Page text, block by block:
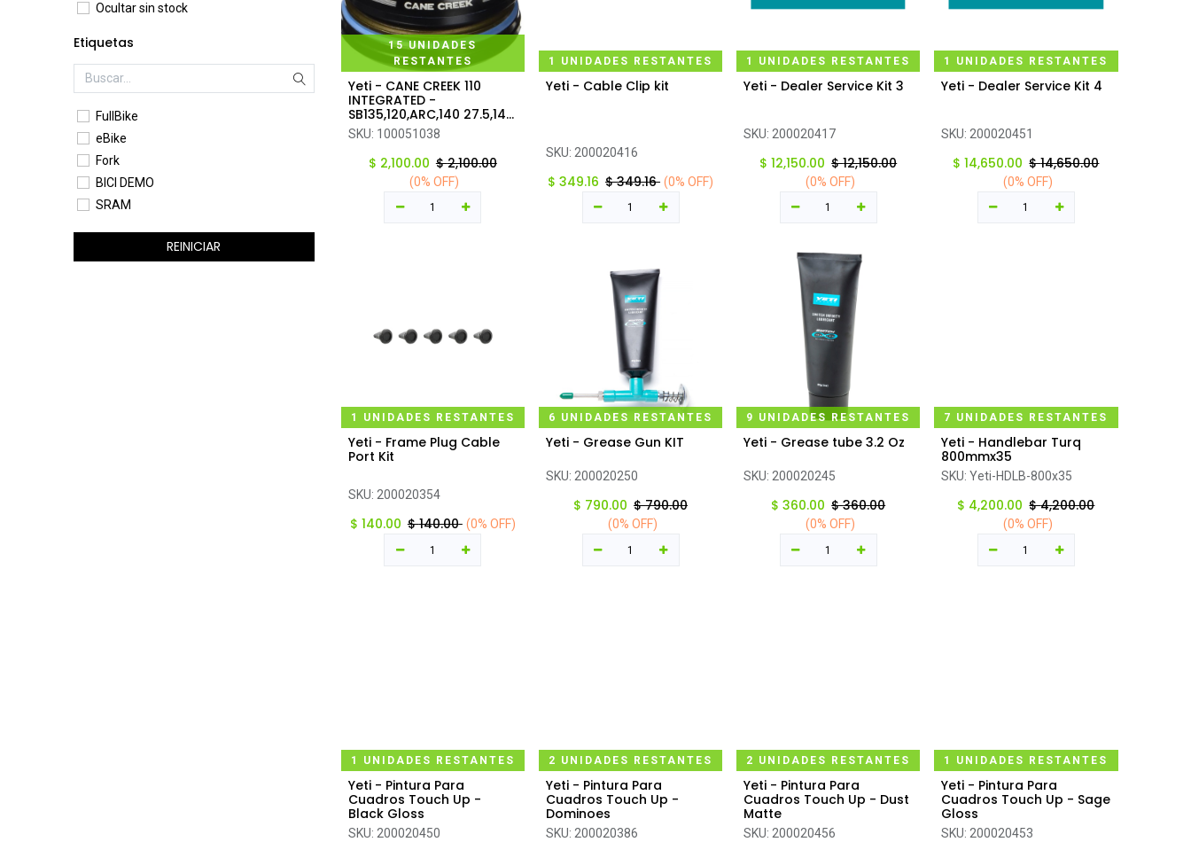
Ocultar sin stock
Etiquetas
FullBike
eBike
Fork
BICI DEMO
SRAM
REINICIAR
15 UNIDADES
RESTANTES
Agregar al carrito
Yeti - CANE CREEK 110
INTEGRATED -
SB135,120,ARC,140 27.5,140
TAPER HEADSET
SKU: 100051038
$ 2,100.00 $2,100.00
(0% OFF)
1 UNIDADES RESTANTES
Agregar al carrito
Yeti - Cable Clip kit
SKU: 200020416
$349.16 $349.16 (0% OFF)
1 UNIDADES RESTANTES
Agregar al carrito
Yeti - Dealer Service Kit 3
SKU: 200020417
$12,150.00 $12,150.00
(0% OFF)
1 UNIDADES RESTANTES
Agregar al carrito
Yeti - Dealer Service Kit 4
SKU: 200020451
$14,650.00 $14,650.00
(0% OFF)
1 UNIDADES RESTANTES
Agregar al carrito
Yeti - Frame Plug Cable
Port Kit
SKU: 200020354
$ 140.00 $140.00 (0% OFF)
6 UNIDADES RESTANTES
Agregar al carrito
Yeti - Grease Gun KIT
SKU: 200020250
$ 790.00 $790.00
(0% OFF)
9 UNIDADES RESTANTES
Agregar al carrito
Yeti - Grease tube 3.2 Oz
SKU:200020245
$360.00 $360.00
(0% OFF)
7 UNIDADES RESTANTES
Agregar al carrito
Yeti - Handlebar Turq
800mmx35
SKU:Yeti-HDLB-800x35
$ 4,200.00 $4,200.00
(0% OFF)
1 UNIDADES RESTANTES
Agregar al carrito
Yeti - Pintura Para
Cuadros Touch Up -
Black Gloss
SKU: 200020450
2 UNIDADES RESTANTES
Agregar al carrito
Yeti - Pintura Para
Cuadros Touch Up -
Dominoes
SKU: 200020386
2 UNIDADES RESTANTES
Agregar al carrito
Yeti - Pintura Para
Cuadros Touch Up - Dust
Matte
SKU:200020456
1 UNIDADES RESTANTES
Agregar al carrito
Yeti - Pintura Para
Cuadros Touch Up - Sage
Gloss
SKU:200020453